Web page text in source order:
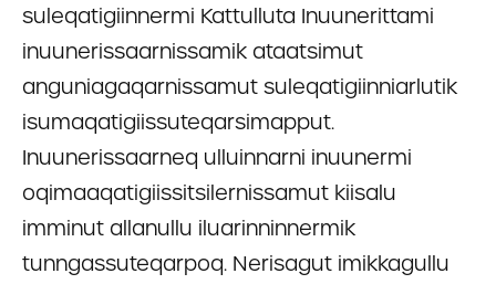
suleqatigiinnermi Kattulluta Inuunerittami
inuunerissaarnissamik ataatsimut
anguniagaqarnissamut suleqatigiinniarlutik
isumaqatigiissuteqarsimapput.
Inuunerissaarneq ulluinnarni inuunermi
oqimaaqatigiissitsilernissamut kiisalu
imminut allanullu iluarinninnermik
tunngassuteqarpoq. Nerisagut imikkagullu